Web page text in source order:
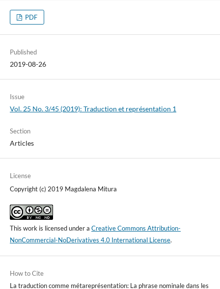
PDF
Published
2019-08-26
Issue
Vol. 25 No. 3/45 (2019): Traduction et représentation 1
Section
Articles
License
Copyright (c) 2019 Magdalena Mitura
This work is licensed under a Creative Commons Attribution-
NonCommercial-NoDerivatives 4.0 International License.
How to Cite
La traduction comme métareprésentation: La phrase nominale dans les